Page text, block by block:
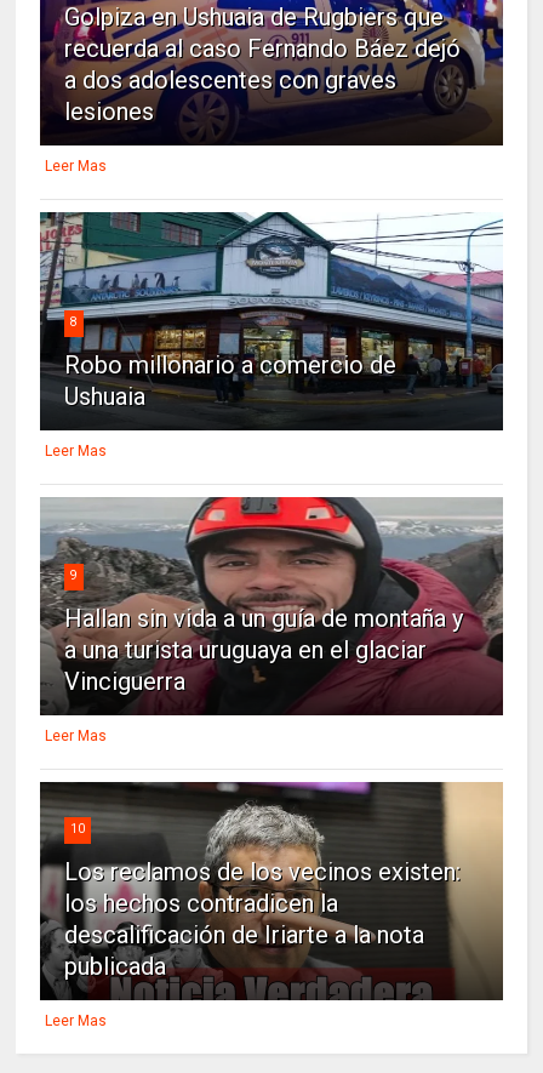
Golpiza en Ushuaia de Rugbiers que
recuerda al caso Fernando Báez dejó
a dos adolescentes con graves
lesiones
Leer Mas
8
Robo millonario a comercio de
Ushuaia
Leer Mas
9
Hallan sin vida a un guía de montaña y
a una turista uruguaya en el glaciar
Vinciguerra
Leer Mas
10
Los reclamos de los vecinos existen:
los hechos contradicen la
descalificación de Iriarte a la nota
publicada
Leer Mas